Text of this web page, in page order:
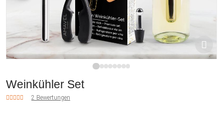
Weinkühler Set
2 Bewertungen